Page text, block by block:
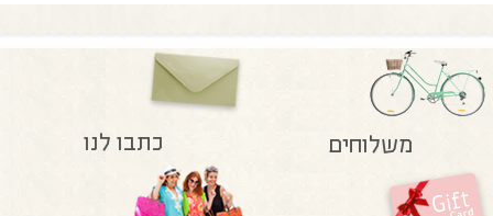
משלוחים כתבו לנו